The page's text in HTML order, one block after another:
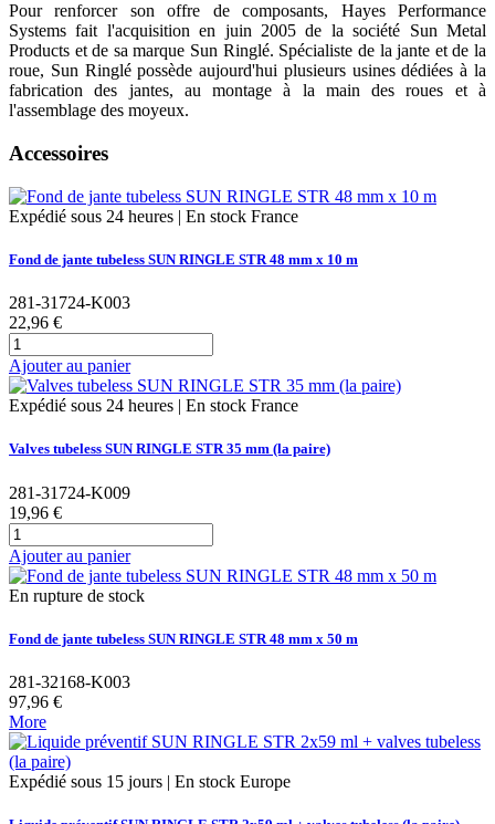
Pour renforcer son offre de composants, Hayes Performance
Systems fait l'acquisition en juin 2005 de la société Sun Metal
Products et de sa marque Sun Ringlé. Spécialiste de la jante et de la
roue, Sun Ringlé possède aujourd'hui plusieurs usines dédiées à la
fabrication des jantes, au montage à la main des roues et à
l'assemblage des moyeux.
Accessoires
Expédié sous 24 heures | En stock France
Fond de jante tubeless SUN RINGLE STR 48 mm x 10 m
281-31724-K003
22,96 €
Ajouter au panier
Expédié sous 24 heures | En stock France
Valves tubeless SUN RINGLE STR 35 mm (la paire)
281-31724-K009
19,96 €
Ajouter au panier
En rupture de stock
Fond de jante tubeless SUN RINGLE STR 48 mm x 50 m
281-32168-K003
97,96 €
More
Expédié sous 15 jours | En stock Europe